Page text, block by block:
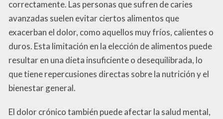
correctamente. Las personas que sufren de caries
avanzadas suelen evitar ciertos alimentos que
exacerban el dolor, como aquellos muy fríos, calientes o
duros. Esta limitación en la elección de alimentos puede
resultar en una dieta insuficiente o desequilibrada, lo
que tiene repercusiones directas sobre la nutrición y el
bienestar general.
El dolor crónico también puede afectar la salud mental,